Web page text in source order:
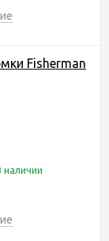
Fisherman
наличии